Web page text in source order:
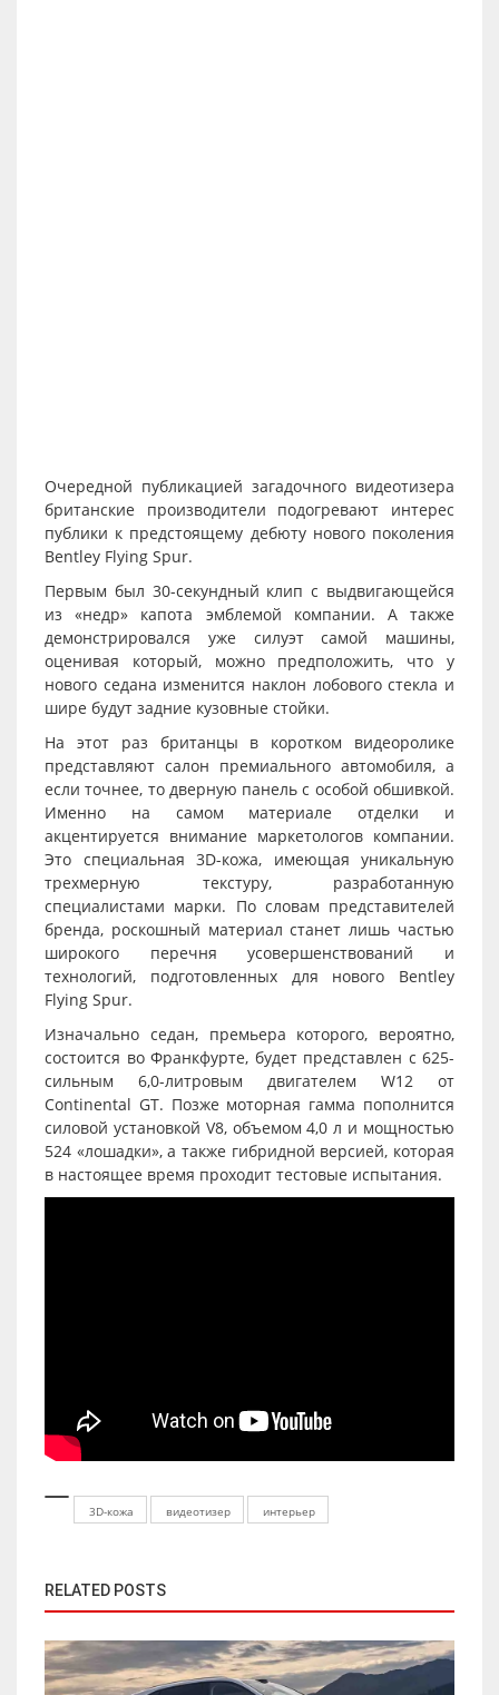
Очередной публикацией загадочного видеотизера
британские производители подогревают интерес
публики к предстоящему дебюту нового поколения
Bentley Flying Spur.
Первым был 30-секундный клип с выдвигающейся
из «недр» капота эмблемой компании. А также
демонстрировался уже силуэт самой машины,
оценивая который, можно предположить, что у
нового седана изменится наклон лобового стекла и
шире будут задние кузовные стойки.
На этот раз британцы в коротком видеоролике
представляют салон премиального автомобиля, а
если точнее, то дверную панель с особой обшивкой.
Именно на самом материале отделки и
акцентируется внимание маркетологов компании.
Это специальная 3D-кожа, имеющая уникальную
трехмерную текстуру, разработанную
специалистами марки. По словам представителей
бренда, роскошный материал станет лишь частью
широкого перечня усовершенствований и
технологий, подготовленных для нового Bentley
Flying Spur.
Изначально седан, премьера которого, вероятно,
состоится во Франкфурте, будет представлен с 625-
сильным 6,0-литровым двигателем W12 от
Continental GT. Позже моторная гамма пополнится
силовой установкой V8, объемом 4,0 л и мощностью
524 «лошадки», а также гибридной версией, которая
в настоящее время проходит тестовые испытания.
3D-кожа видеотизер интерьер
RELATED POSTS